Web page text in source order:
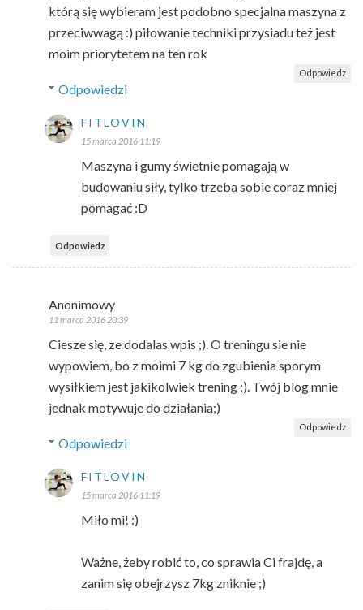
którą się wybieram jest podobno specjalna maszyna z
przeciwwagą :) piłowanie techniki przysiadu też jest
moim priorytetem na ten rok
Odpowiedz
Odpowiedzi
FITLOVIN
15 marca 2016 11:19
Maszyna i gumy świetnie pomagają w
budowaniu siły, tylko trzeba sobie coraz mniej
pomagać :D
Odpowiedz
Anonimowy
11 marca 2016 20:39
Ciesze się, ze dodalas wpis ;). O treningu sie nie
wypowiem, bo z moimi 7 kg do zgubienia sporym
wysiłkiem jest jakikolwiek trening ;). Twój blog mnie
jednak motywuje do działania;)
Odpowiedz
Odpowiedzi
FITLOVIN
15 marca 2016 11:19
Miło mi! :)
Ważne, żeby robić to, co sprawia Ci frajdę, a
zanim się obejrzysz 7kg zniknie ;)